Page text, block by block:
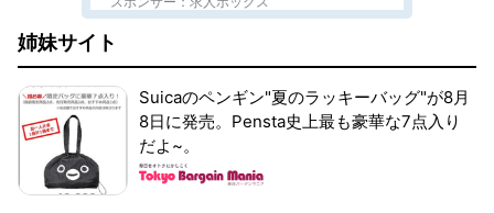
姉妹サイト
Suicaのペンギン"夏のラッキーバッグ"が8月
8日に発売。Pensta史上最も豪華な7点入り
だよ~。